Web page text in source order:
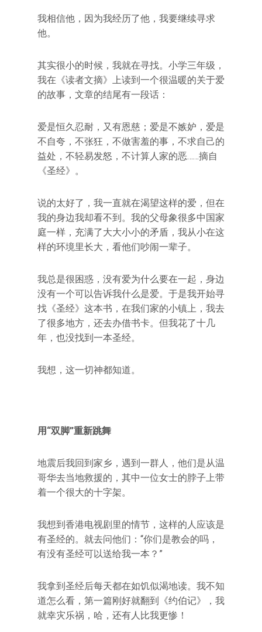
我相信他，因为我经历了他，我要继续寻求
他。
其实很小的时候，我就在寻找。小学三年级，
我在《读者文摘》上读到一个很温暖的关于爱
的故事，文章的结尾有一段话：
爱是恒久忍耐，又有恩慈；爱是不嫉妒，爱是
不自夸，不张狂，不做害羞的事，不求自己的
益处，不轻易发怒，不计算人家的恶……摘自
《圣经》。
说的太好了，我一直就在渴望这样的爱，但在
我的身边我却看不到。我的父母象很多中国家
庭一样，充满了大大小小的矛盾，我从小在这
样的环境里长大，看他们吵闹一辈子。
我总是很困惑，没有爱为什么要在一起，身边
没有一个可以告诉我什么是爱。于是我开始寻
找《圣经》这本书，在我们家的小镇上，我去
了很多地方，还去办借书卡。但我花了十几
年，也没找到一本圣经。
我想，这一切神都知道。
用“双脚”重新跳舞
地震后我回到家乡，遇到一群人，他们是从温
哥华去当地救援的，其中一位女士的脖子上带
着一个很大的十字架。
我想到香港电视剧里的情节，这样的人应该是
有圣经的。就去问他们：“你们是教会的吗，
有没有圣经可以送给我一本？”
我拿到圣经后每天都在如饥似渴地读。我不知
道怎么看，第一篇刚好就翻到《约伯记》，我
就幸灾乐祸，哈，还有人比我更惨！